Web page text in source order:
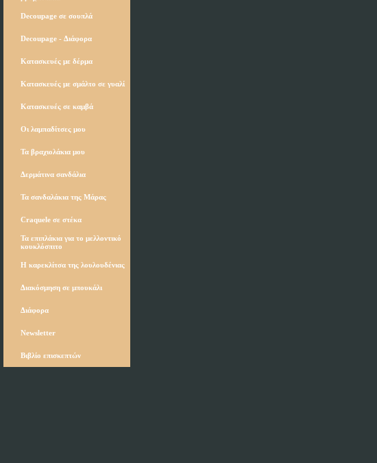
Decoupage σε σουπλά
Decoupage - Διάφορα
Κατασκευές με δέρμα
Κατασκευές με σμάλτο σε γυαλί
Κατασκευές σε καμβά
Οι λαμπαδίτσες μου
Τα βραχιολάκια μου
Δερμάτινα σανδάλια
Τα σανδαλάκια της Μάρας
Craquele σε στέκα
Τα επιπλάκια για το μελλοντικό
κουκλόσπιτο
Η καρεκλίτσα της λουλουδένιας
Διακόσμηση σε μπουκάλι
Διάφορα
Newsletter
Βιβλίο επισκεπτών